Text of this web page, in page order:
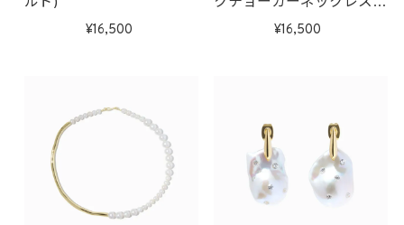
16,500
(シルバー)16,500